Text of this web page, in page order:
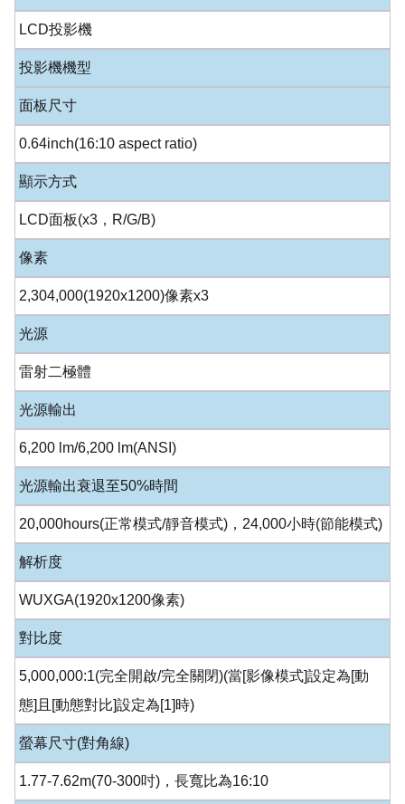
LCD投影機
投影機機型
面板尺寸
0.64inch(16:10 aspect ratio)
顯示方式
LCD面板(x3，R/G/B)
像素
2,304,000(1920x1200)像素x3
光源
雷射二極體
光源輸出
6,200 lm/6,200 lm(ANSI)
光源輸出衰退至50%時間
20,000hours(正常模式/靜音模式)，24,000小時(節能模式)
解析度
WUXGA(1920x1200像素)
對比度
5,000,000:1(完全開啟/完全關閉)(當[影像模式]設定為[動
態]且[動態對比]設定為[1]時)
螢幕尺寸(對角線)
1.77-7.62m(70-300吋)，長寬比為16:10